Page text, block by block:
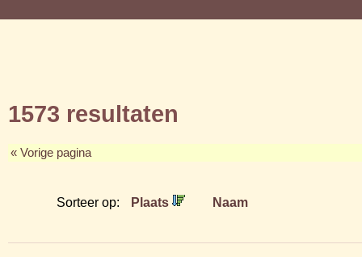
1573 resultaten
« Vorige pagina
Sorteer op: Plaats Naam